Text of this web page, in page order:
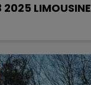
2025 LIMOUSINE